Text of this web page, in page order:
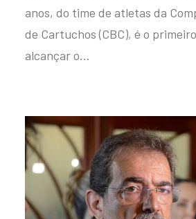
anos, do time de atletas da
de Cartuchos (CBC), é o
alcançar o…